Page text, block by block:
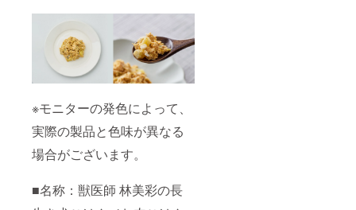
※モニターの発色によって、
実際の製品と色味が異なる
場合がございます。
■名称：獣医師 林美彩の長